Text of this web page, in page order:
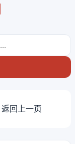
返回上一页